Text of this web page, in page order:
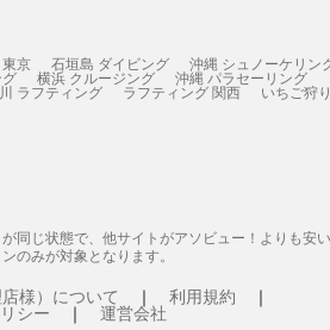
京 石垣島 ダイビング 沖縄 シュノーケリン
横浜 クルージング 沖縄 パラセーリング
ラフティング ラフティング 関西 いちご狩
同じ状態で、他サイトがアソビュー！よりも安
のみが対象となります。
様）について 利用規約
シー 運営会社